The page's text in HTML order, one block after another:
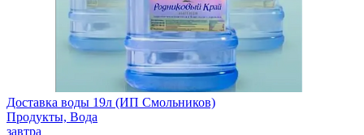
Доставка воды 19л (ИП Смольников)
Продукты, Вода
завтра